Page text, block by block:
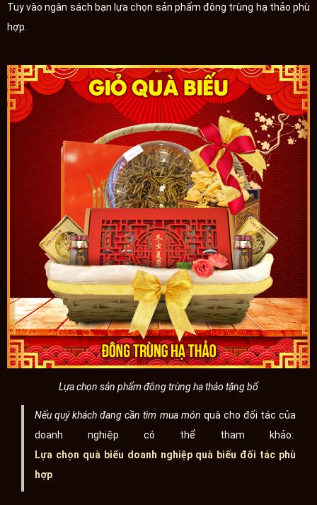
Tuy vào ngân sách bạn lựa chọn sản phẩm đông trùng hạ thảo phù
hợp.
Lựa chọn sản phẩm đông trùng hạ thảo tặng bố
Nếu quý khách đang cần tìm mua món quà cho đối tác của
doanh nghiệp có thể tham khảo:
Lựa chọn quà biếu doanh nghiệp quà biếu đối tác phù
hợp